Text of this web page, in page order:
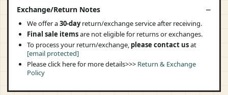
Exchange/Return Notes
We offer a30-dayreturn/exchange service after receiving.
Final sale itemsare not eligible for returns or exchanges.
To process your return/exchange, please contact usat
[email protected]
Please click here for more details>>> Return & Exchange
Policy